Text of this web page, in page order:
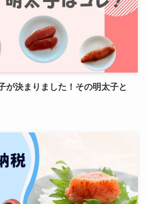
が決まりました！その明太子と